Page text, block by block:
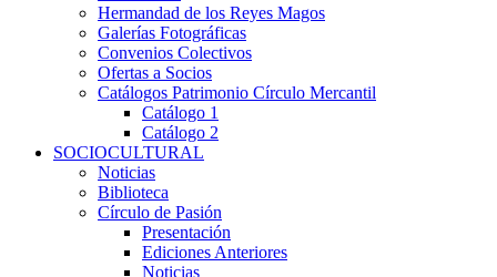
Hermandad de los Reyes Magos
Galerías Fotográficas
Convenios Colectivos
Ofertas a Socios
Catálogos Patrimonio Círculo Mercantil
Catálogo 1
Catálogo 2
SOCIOCULTURAL
Noticias
Biblioteca
Círculo de Pasión
Presentación
Ediciones Anteriores
Noticias